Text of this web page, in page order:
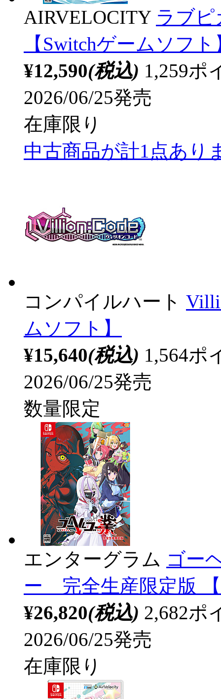
AIRVELOCITY ラブ
【Switchゲームソフト
¥12,590(税込) 1,259ポ
2026/06/25発売
在庫限り
中古商品が計1点あり
コンパイルハート
ムソフト】
¥15,640(税込) 1,564ポ
2026/06/25発売
数量限定
エンターグラム ゴー
ー 完全生産限定版
¥26,820(税込) 2,682ポ
2026/06/25発売
在庫限り